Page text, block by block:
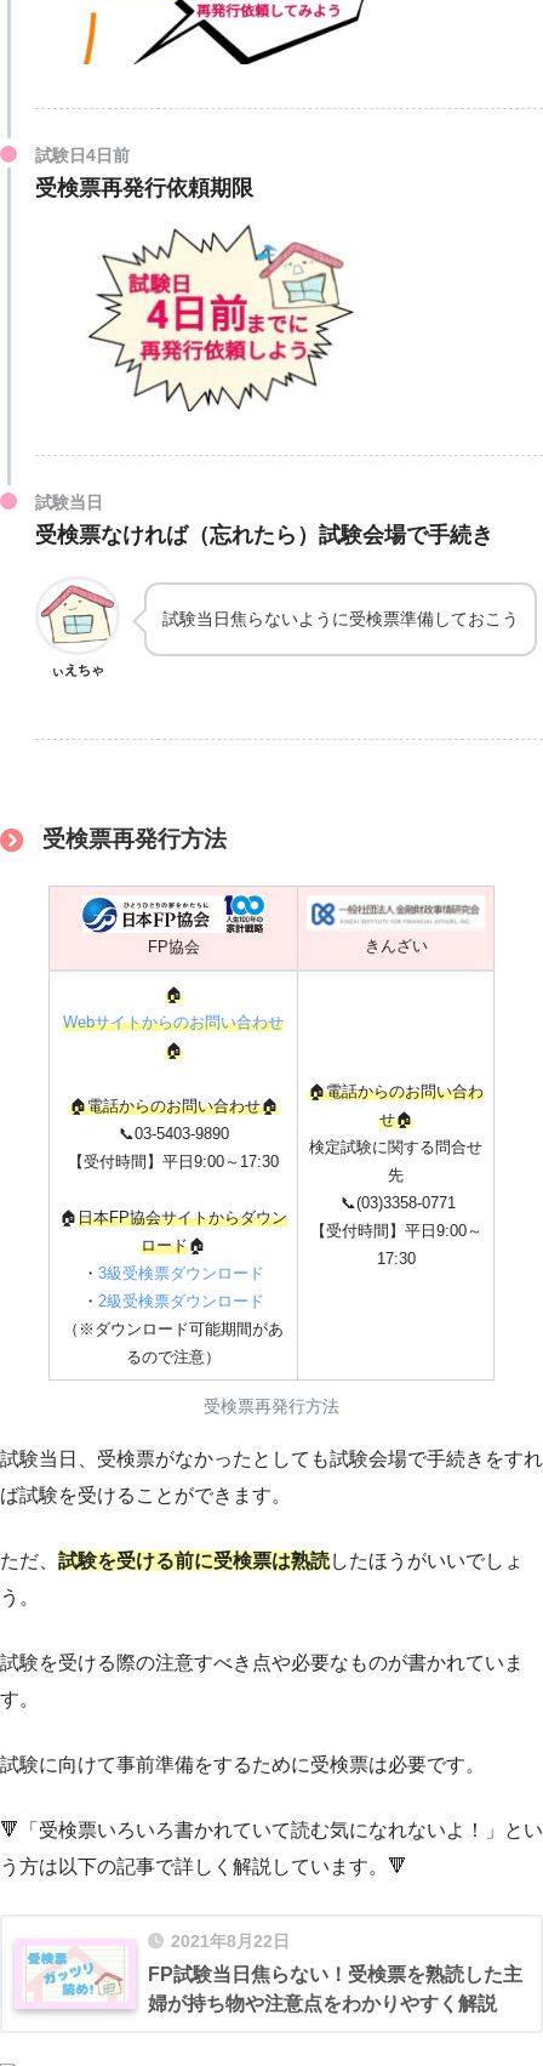
試験日4日前
受検票再発行依頼期限
試験当日
受検票なければ（忘れたら）試験会場で手続き
ぃえちゃ
試験当日焦らないように受検票準備しておこう
受検票再発行方法
FP協会 きんざい
🏠
Webサイトからのお問い合わせ
🏠
🏠電話からのお問い合わせ🏠
📞03-5403-9890
【受付時間】平日9:00～17:30
🏠日本FP協会サイトからダウン
ロード🏠
・ 3級受検票ダウンロード
・ 2級受検票ダウンロード
（※ダウンロード可能期間があ
るので注意）
🏠電話からのお問い合わ
せ🏠
検定試験に関する問合せ
先
📞(03)3358-0771
【受付時間】平日 9:00～
17:30
受検票再発行方法
試験当日、受検票がなかったとしても試験会場で手続きをすれ
ば試験を受けることができます。
ただ、 試験を受ける前に受検票は熟読したほうがいいでしょ
う。
試験を受ける際の注意すべき点や必要なものが書かれていま
す。
試験に向けて事前準備をするために受検票は必要です。
🔻「受検票いろいろ書かれていて読む気になれないよ！」とい
う方は以下の記事で詳しく解説しています。🔻
2021年8月22日
FP試験当日焦らない！受検票を熟読した主
婦が持ち物や注意点をわかりやすく解説